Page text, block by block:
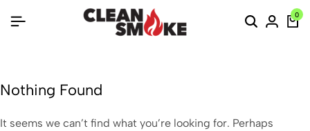
0
Nothing Found
It seems we can’t find what you’re looking for. Perhaps